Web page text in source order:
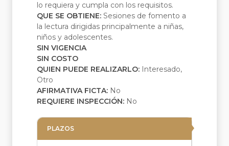
lo requiera y cumpla con los requisitos.
QUE SE OBTIENE: Sesiones de fomento a
la lectura dirigidas principalmente a niñas,
niños y adolescentes.
SIN VIGENCIA
SIN COSTO
QUIEN PUEDE REALIZARLO: Interesado,
Otro
AFIRMATIVA FICTA: No
REQUIERE INSPECCIÓN: No
PLAZOS